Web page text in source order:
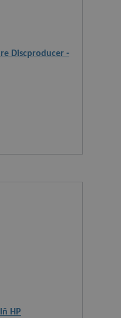
Discproducer -
HP